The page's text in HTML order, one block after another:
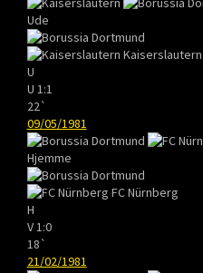
Ude
Kaiserslautern
U
U 1:1
22`
09/05/1981
Hjemme
FC Nürnberg
H
V 1:0
18`
21/02/1981